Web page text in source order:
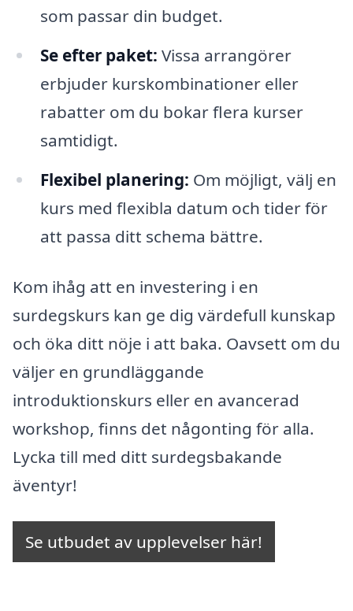
som passar din budget.
Se efter paket: Vissa arrangörer
erbjuder kurskombinationer eller
rabatter om du bokar flera kurser
samtidigt.
Flexibel planering: Om möjligt, välj en
kurs med flexibla datum och tider för
att passa ditt schema bättre.
Kom ihåg att en investering i en
surdegskurs kan ge dig värdefull kunskap
och öka ditt nöje i att baka. Oavsett om du
väljer en grundläggande
introduktionskurs eller en avancerad
workshop, finns det någonting för alla.
Lycka till med ditt surdegsbakande
äventyr!
Se utbudet av upplevelser här!